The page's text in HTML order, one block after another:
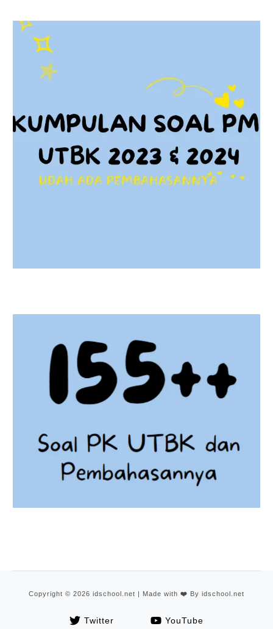
Copyright © 2026 idschool.net | Made with ❤️ By idschool.net
Twitter YouTube